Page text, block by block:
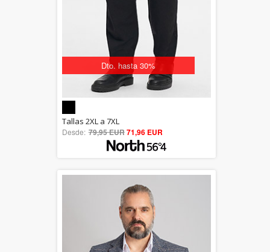
Dto. hasta 30%
5.00
out of 5
Tallas 2XL a 7XL
Desde: 79,95 EUR71,96 EUR